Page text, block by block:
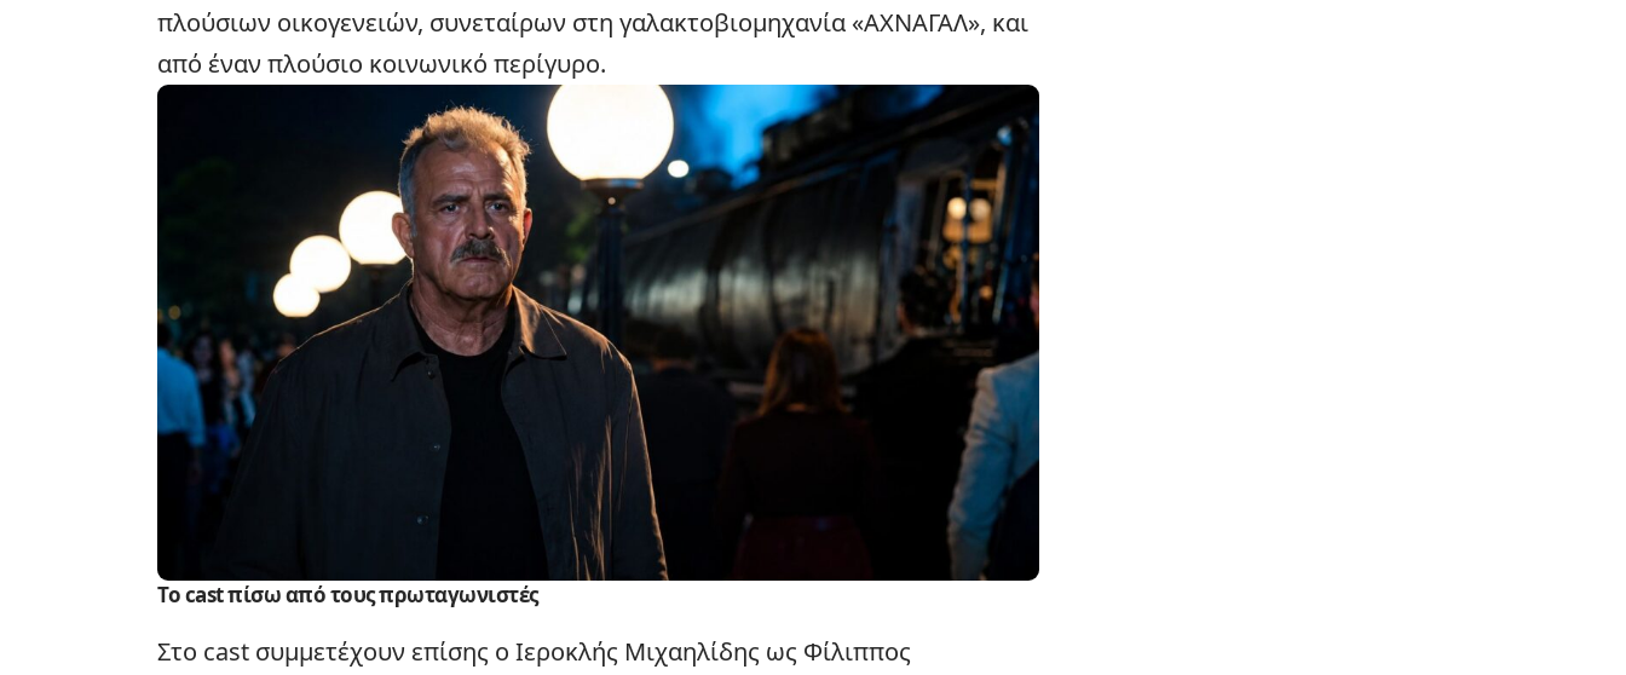
πλούσιων οικογενειών, συνεταίρων στη γαλακτοβιομηχανία «ΑΧΝΑΓΑΛ», και
από έναν πλούσιο κοινωνικό περίγυρο.
Το cast πίσω από τους πρωταγωνιστές
Στο cast συμμετέχουν επίσης ο Ιεροκλής Μιχαηλίδης ως Φίλιππος